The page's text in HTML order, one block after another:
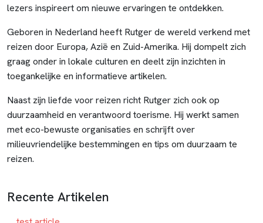
lezers inspireert om nieuwe ervaringen te ontdekken.
Geboren in Nederland heeft Rutger de wereld verkend met
reizen door Europa, Azië en Zuid-Amerika. Hij dompelt zich
graag onder in lokale culturen en deelt zijn inzichten in
toegankelijke en informatieve artikelen.
Naast zijn liefde voor reizen richt Rutger zich ook op
duurzaamheid en verantwoord toerisme. Hij werkt samen
met eco-bewuste organisaties en schrijft over
milieuvriendelijke bestemmingen en tips om duurzaam te
reizen.
Recente Artikelen